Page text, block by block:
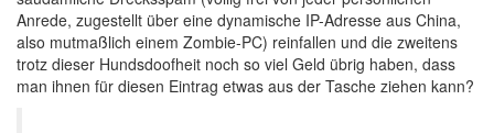
Anrede, zugestellt über eine dynamische IP-Adresse aus China,
also mutmaßlich einem Zombie-PC) reinfallen und die zweitens
trotz dieser Hundsdoofheit noch so viel Geld übrig haben, dass
man ihnen für diesen Eintrag etwas aus der Tasche ziehen kann?